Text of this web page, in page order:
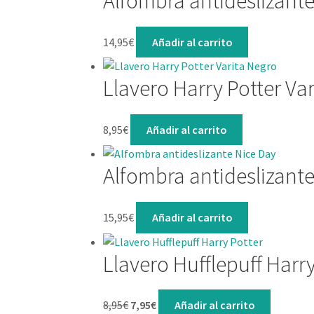
14,95€ Añadir al carrito
Llavero Harry Potter
8,95€ Añadir al carrito
Alfombra
15,95€ Añadir al carrito
Llavero Hufflepuff
8,95€7,95€ Añadir al carrito